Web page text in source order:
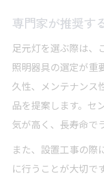
専門家が推奨す
足元灯を選ぶ際は、
照明器具の選定が重
久性、メンテナンス
品を提案します。セ
気が高く、長寿命で
また、設置工事の際
に行うことが大切で